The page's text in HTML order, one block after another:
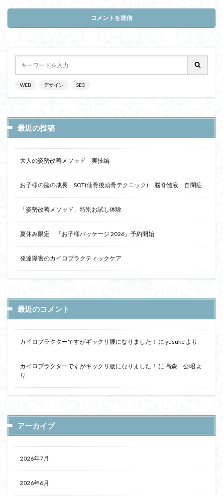
WEB デザイン SEO
最近の投稿
大人の姿勢改善メソッド 実技編
お子様の脳の成長 SOT(仙骨後頭骨テクニック) 脳脊髄液 自閉症
「姿勢改善メソッド」特別お試し体験
夏休み限定 「お子様パッケージ 2026」予約開始
発達障害のカイロプラクティックケア
最近のコメント
カイロプラクターですがギックリ腰になりました！ に yusuke より
カイロプラクターですがギックリ腰になりました！ に 高森 公昭 よ
り
アーカイブ
2026年7月
2026年6月